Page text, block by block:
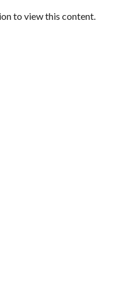
to view this content.